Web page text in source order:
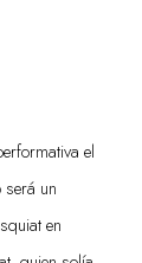
el
un
en